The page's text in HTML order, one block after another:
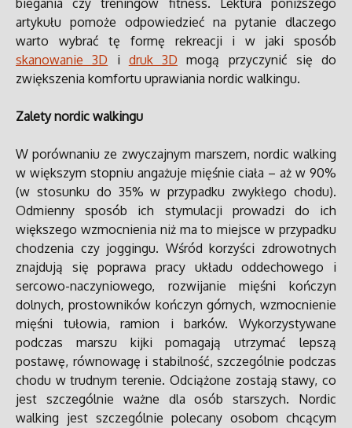
biegania czy treningów fitness. Lektura poniższego
artykułu pomoże odpowiedzieć na pytanie dlaczego
warto wybrać tę formę rekreacji i w jaki sposób
skanowanie 3D i druk 3D mogą przyczynić się do
zwiększenia komfortu uprawiania nordic walkingu.
Zalety nordic walkingu
W porównaniu ze zwyczajnym marszem, nordic walking
w większym stopniu angażuje mięśnie ciała – aż w 90%
(w stosunku do 35% w przypadku zwykłego chodu).
Odmienny sposób ich stymulacji prowadzi do ich
większego wzmocnienia niż ma to miejsce w przypadku
chodzenia czy joggingu. Wśród korzyści zdrowotnych
znajdują się poprawa pracy układu oddechowego i
sercowo-naczyniowego, rozwijanie mięśni kończyn
dolnych, prostowników kończyn górnych, wzmocnienie
mięśni tułowia, ramion i barków. Wykorzystywane
podczas marszu kijki pomagają utrzymać lepszą
postawę, równowagę i stabilność, szczególnie podczas
chodu w trudnym terenie. Odciążone zostają stawy, co
jest szczególnie ważne dla osób starszych. Nordic
walking jest szczególnie polecany osobom chcącym